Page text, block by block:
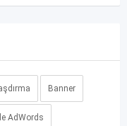
Banner
AdWords